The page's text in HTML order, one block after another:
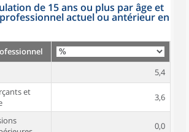
de 15 ans ou plus par âge et
actuel ou antérieur en
5,4
et
3,6
0,0